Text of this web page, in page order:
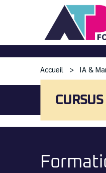
Accueil IA &
CURSUS